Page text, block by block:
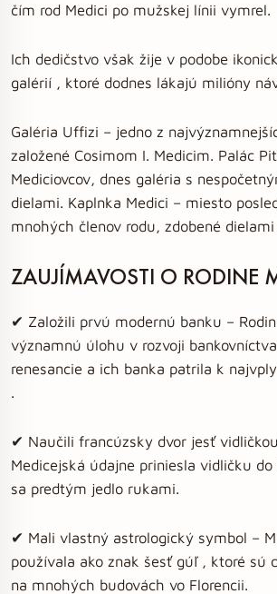
čím rod Medici po mužskej línii vymrel.
Ich dedičstvo však žije v podobe
galérií , ktoré dodnes lákajú milióny
Galéria Uffizi – jedno z
založené Cosimom I. Medicim. Palác
Mediciovcov, dnes galéria s
dielami. Kaplnka Medici – miesto
mnohých členov rodu, zdobené
ZAUJÍMAVOSTI O RODINE
✔ Založili prvú modernú banku –
významnú úlohu v rozvoji
renesancie a ich banka patrila k
.
✔ Naučili francúzsky dvor jesť
Medicejská údajne priniesla vidličku
sa predtým jedlo rukami.
✔ Mali vlastný astrologický symbol –
používala ako znak šesť gúľ , ktoré sú
na mnohých budovách vo Florencii.